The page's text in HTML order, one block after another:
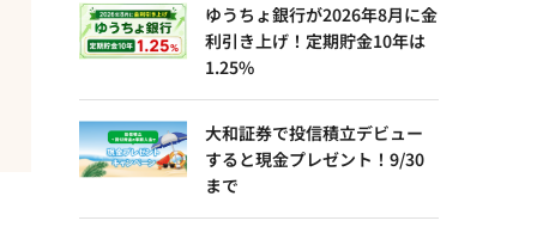
ゆうちょ銀行が2026年8月に金
利引き上げ！定期貯金10年は
1.25%
大和証券で投信積立デビュー
すると現金プレゼント！9/30
まで